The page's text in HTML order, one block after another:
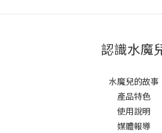
認識水魔
水魔兒的故事
產品特色
使用說明
媒體報導